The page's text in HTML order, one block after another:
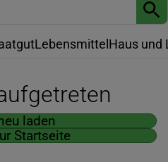
Lebensmittel Haus und
laden
Startseite